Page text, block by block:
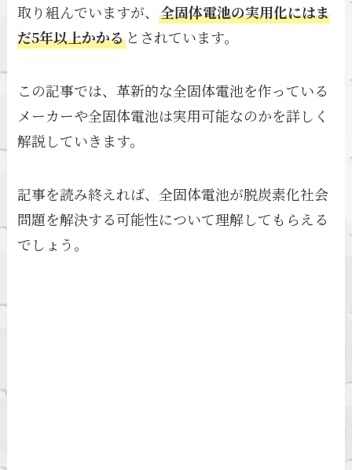
取り組んでいますが、全固体電池の実用化にはま
だ5年以上かかる とされています。
この記事では、革新的な全固体電池を作っている
メーカーや全固体電池は実用可能なのかを詳しく
解説していきます。
記事を読み終えれば、全固体電池が脱炭素化社会
問題を解決する可能性について理解してもらえる
でしょう。